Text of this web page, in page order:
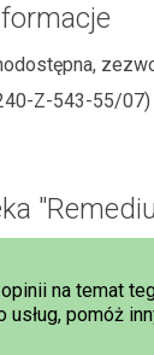
Z-543-55/
na temat
pomóż